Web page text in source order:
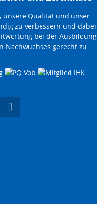
unsere Qualität und unser
zu verbessern und dabei
bei der Ausbildung
Nachwuchses gerecht zu